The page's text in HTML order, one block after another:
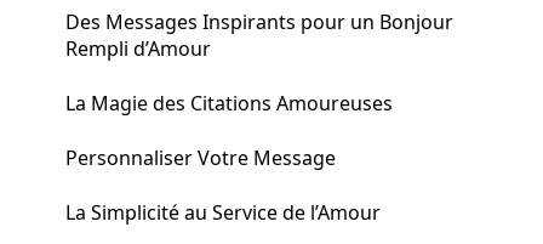
Des Messages Inspirants pour un Bonjour
Rempli d’Amour
La Magie des Citations Amoureuses
Personnaliser Votre Message
La Simplicité au Service de l’Amour